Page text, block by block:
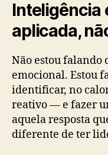
Inteligência
aplicada,
Não estou falando
emocional. Estou
identificar, no
reativo — e fazer
aquela resposta
diferente de ter